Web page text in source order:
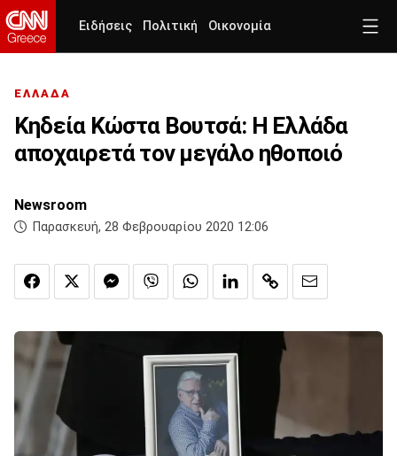
Ειδήσεις Πολιτική Οικονομία
ΕΛΛΑΔΑ
Κηδεία Κώστα Βουτσά: Η Ελλάδα
αποχαιρετά τον μεγάλο ηθοποιό
Newsroom
Παρασκευή, 28 Φεβρουαρίου 2020 12:06